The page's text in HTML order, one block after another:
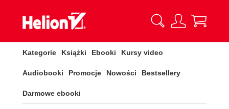
Kategorie Książki Ebooki Kursy video
Audiobooki Promocje Nowości Bestsellery
Darmowe ebooki